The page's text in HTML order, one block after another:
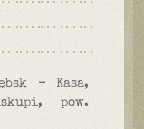
- Kasa,
pow.